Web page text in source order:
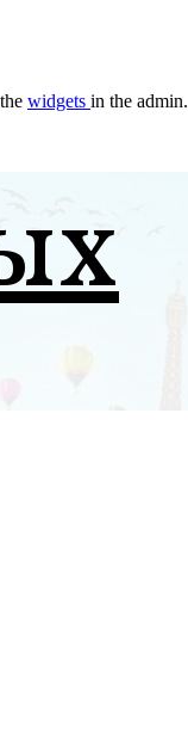
widgets in the admin.